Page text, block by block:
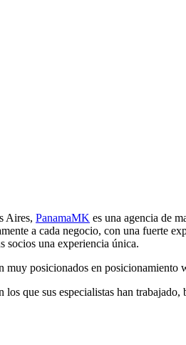
Aires, PanamaMK es una agencia de
a cada negocio, con una fuerte
socios una experiencia única.
posicionados en posicionamiento
los que sus especialistas han